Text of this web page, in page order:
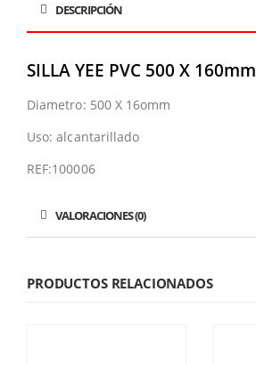
DESCRIPCIÓN
SILLA YEE PVC 500 X 160mm
Diametro: 500 X 16omm
Uso: alcantarillado
REF:100006
VALORACIONES (0)
PRODUCTOS RELACIONADOS